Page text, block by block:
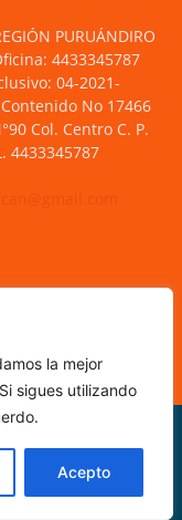
la mejor
sigues utilizando
Acepto
PURUÁNDIRO
4433345787
04-2021-
No 17466
Col. Centro C. P.
4433345787
XML Sitemap
2021